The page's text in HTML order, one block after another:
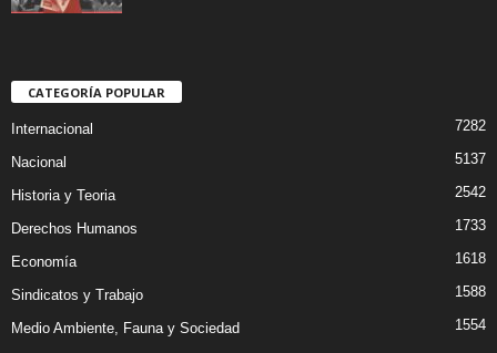
CATEGORÍA POPULAR
Internacional 7282
Nacional 5137
Historia y Teoria 2542
Derechos Humanos 1733
Economía 1618
Sindicatos y Trabajo 1588
Medio Ambiente, Fauna y Sociedad 1554